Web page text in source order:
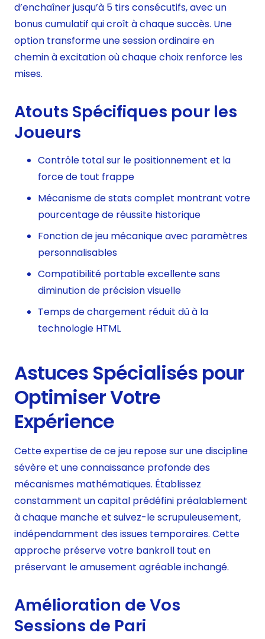
d’enchaîner jusqu’à 5 tirs consécutifs, avec un
bonus cumulatif qui croît à chaque succès. Une
option transforme une session ordinaire en
chemin à excitation où chaque choix renforce les
mises.
Atouts Spécifiques pour les
Joueurs
Contrôle total sur le positionnement et la
force de tout frappe
Mécanisme de stats complet montrant votre
pourcentage de réussite historique
Fonction de jeu mécanique avec paramètres
personnalisables
Compatibilité portable excellente sans
diminution de précision visuelle
Temps de chargement réduit dû à la
technologie HTML
Astuces Spécialisés pour
Optimiser Votre
Expérience
Cette expertise de ce jeu repose sur une discipline
sévère et une connaissance profonde des
mécanismes mathématiques. Établissez
constamment un capital prédéfini préalablement
à chaque manche et suivez-le scrupuleusement,
indépendamment des issues temporaires. Cette
approche préserve votre bankroll tout en
préservant le amusement agréable inchangé.
Amélioration de Vos
Sessions de Pari